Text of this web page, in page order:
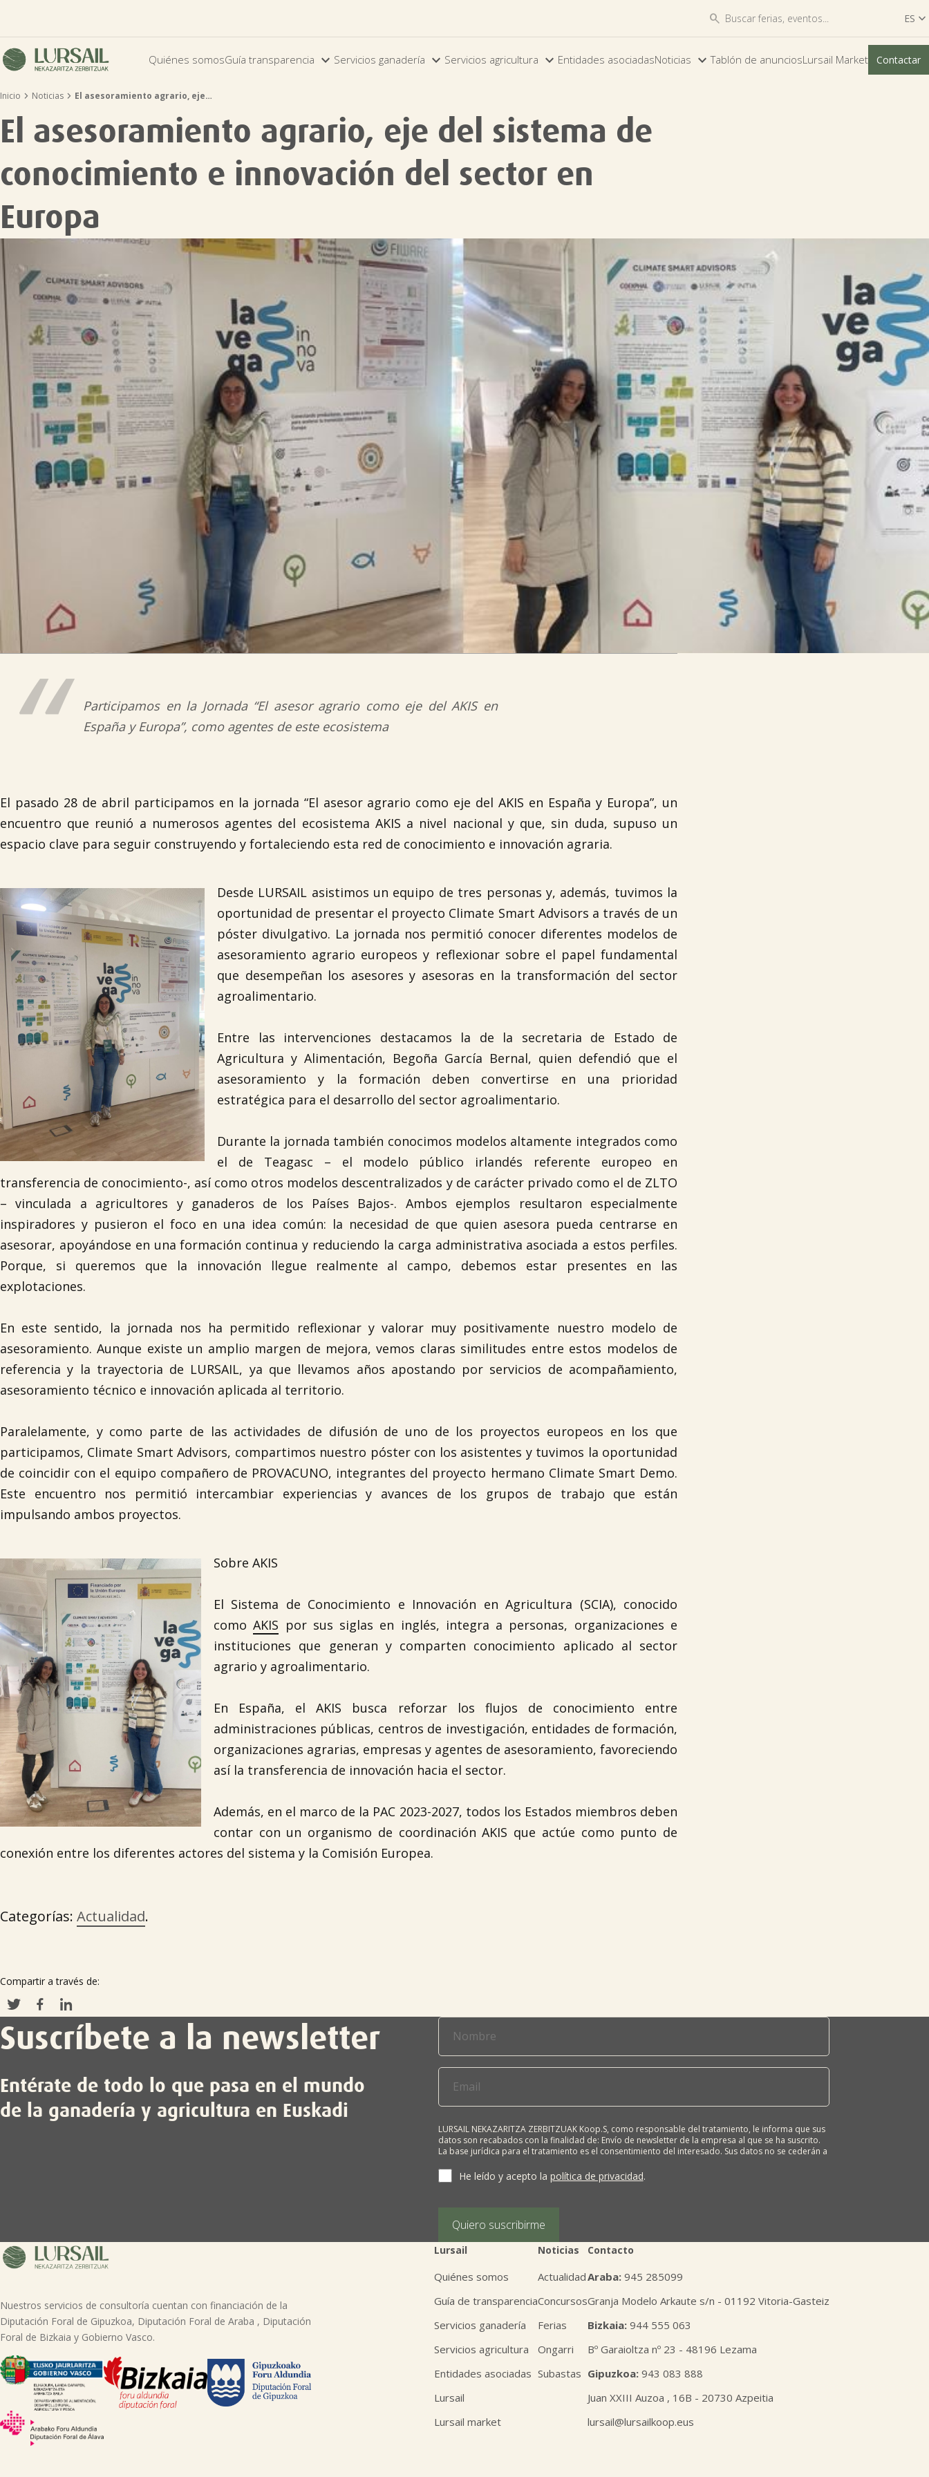

 ES 
ES
EU
Quiénes somosGuía transparencia  Servicios ganadería  Servicios agricultura  Entidades asociadasNoticias Tablón de anunciosLursail Market Contactar
Inicio  Noticias  El asesoramiento agrario, eje…
El asesoramiento agrario, eje del sistema de
conocimiento e innovación del sector en
Europa
Participamos en la Jornada “El asesor agrario como eje del AKIS en
España y Europa”, como agentes de este ecosistema
El pasado 28 de abril participamos en la jornada “El asesor agrario como eje del AKIS en España y Europa”, un
encuentro que reunió a numerosos agentes del ecosistema AKIS a nivel nacional y que, sin duda, supuso un
espacio clave para seguir construyendo y fortaleciendo esta red de conocimiento e innovación agraria.
Desde LURSAIL asistimos un equipo de tres personas y, además, tuvimos la
oportunidad de presentar el proyecto Climate Smart Advisors a través de un
póster divulgativo. La jornada nos permitió conocer diferentes modelos de
asesoramiento agrario europeos y reflexionar sobre el papel fundamental
que desempeñan los asesores y asesoras en la transformación del sector
agroalimentario.
Entre las intervenciones destacamos la de la secretaria de Estado de
Agricultura y Alimentación, Begoña García Bernal, quien defendió que el
asesoramiento y la formación deben convertirse en una prioridad
estratégica para el desarrollo del sector agroalimentario.
Durante la jornada también conocimos modelos altamente integrados como
el de Teagasc – el modelo público irlandés referente europeo en
transferencia de conocimiento-, así como otros modelos descentralizados y de carácter privado como el de ZLTO
– vinculada a agricultores y ganaderos de los Países Bajos-. Ambos ejemplos resultaron especialmente
inspiradores y pusieron el foco en una idea común: la necesidad de que quien asesora pueda centrarse en
asesorar, apoyándose en una formación continua y reduciendo la carga administrativa asociada a estos perfiles.
Porque, si queremos que la innovación llegue realmente al campo, debemos estar presentes en las
explotaciones.
En este sentido, la jornada nos ha permitido reflexionar y valorar muy positivamente nuestro modelo de
asesoramiento. Aunque existe un amplio margen de mejora, vemos claras similitudes entre estos modelos de
referencia y la trayectoria de LURSAIL, ya que llevamos años apostando por servicios de acompañamiento,
asesoramiento técnico e innovación aplicada al territorio.
Paralelamente, y como parte de las actividades de difusión de uno de los proyectos europeos en los que
participamos, Climate Smart Advisors, compartimos nuestro póster con los asistentes y tuvimos la oportunidad
de coincidir con el equipo compañero de PROVACUNO, integrantes del proyecto hermano Climate Smart Demo.
Este encuentro nos permitió intercambiar experiencias y avances de los grupos de trabajo que están
impulsando ambos proyectos.
Sobre AKIS
El Sistema de Conocimiento e Innovación en Agricultura (SCIA), conocido
comoAKIS por sus siglas en inglés, integra a personas, organizaciones e
instituciones que generan y comparten conocimiento aplicado al sector
agrario y agroalimentario.
En España, el AKIS busca reforzar los flujos de conocimiento entre
administraciones públicas, centros de investigación, entidades de formación,
organizaciones agrarias, empresas y agentes de asesoramiento, favoreciendo
así la transferencia de innovación hacia el sector.
Además, en el marco de la PAC 2023-2027, todos los Estados miembros deben
contar con un organismo de coordinación AKIS que actúe como punto de
conexión entre los diferentes actores del sistema y la Comisión Europea.
Categorías: Actualidad.
Compartir a través de:
Suscríbete a la newsletter
Entérate de todo lo que pasa en el mundo
de la ganadería y agricultura en Euskadi
LURSAIL NEKAZARITZA ZERBITZUAK Koop.S, como responsable del tratamiento, le informa que sus
datos son recabados con la finalidad de: Envío de newsletter de la empresa al que se ha suscrito.
La base jurídica para el tratamiento es el consentimiento del interesado. Sus datos no se cederán a
supresión, limitación del tratamiento, oposición o derecho a la portabilidad de sus datos
personales, escribiéndonos a la dirección de nuestras oficinas, GARAIOLTZA, Nº 23, 48196 LEZAMA-
He leído y acepto la política de privacidad.
Quiero suscribirme
Nuestros servicios de consultoría cuentan con financiación de la
Diputación Foral de Gipuzkoa, Diputación Foral de Araba , Diputación
Foral de Bizkaia y Gobierno Vasco.
Lursail
Quiénes somos
Guía de transparencia
Servicios ganadería
Servicios agricultura
Entidades asociadas
Lursail
Lursail market
Noticias
Actualidad
Concursos
Ferias
Ongarri
Subastas
Contacto
Araba: 945 285099
Granja Modelo Arkaute s/n - 01192 Vitoria-Gasteiz
Bizkaia: 944 555 063
Bº Garaioltza nº 23 - 48196 Lezama
Gipuzkoa: 943 083 888
Juan XXIII Auzoa , 16B - 20730 Azpeitia
lursail@lursailkoop.eus